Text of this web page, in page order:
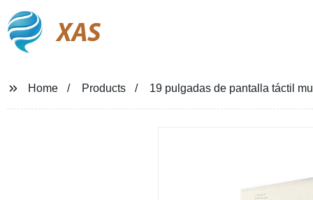
XAS
Home Products 19 pulgadas de pantalla táctil